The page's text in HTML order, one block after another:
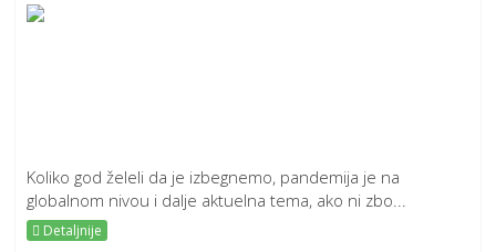
Koliko god želeli da je izbegnemo, pandemija je na
globalnom nivou i dalje aktuelna tema, ako ni zbo...
Detaljnije